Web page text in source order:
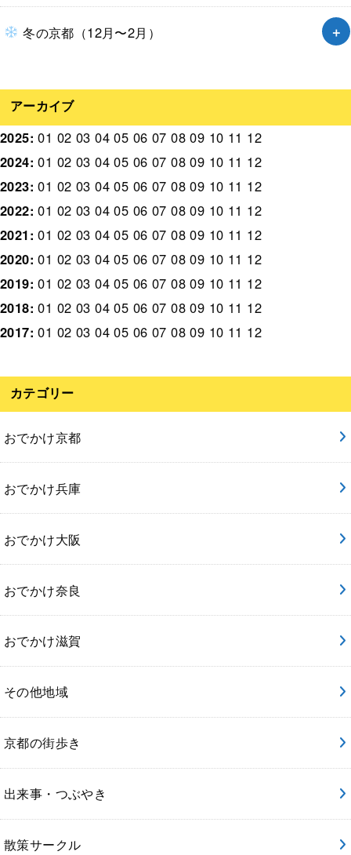
冬の京都（12月〜2月）
アーカイブ
2025:01 02 03 04 05 06 07 08 09 10 11 12
2024:01 02 03 04 05 06 07 08 09 10 11 12
2023:01 02 03 04 05 06 07 08 09 10 11 12
2022:01 02 03 04 05 06 07 08 09 10 11 12
2021:01 02 03 04 05 06 07 08 09 10 11 12
2020:01 02 03 04 05 06 07 08 09 10 11 12
2019:01 02 03 04 05 06 07 08 09 10 11 12
2018:01 02 03 04 05 06 07 08 09 10 11 12
2017:01 02 03 04 05 06 07 08 09 10 11 12
カテゴリー
おでかけ京都
おでかけ兵庫
おでかけ大阪
おでかけ奈良
おでかけ滋賀
その他地域
京都の街歩き
出来事・つぶやき
散策サークル